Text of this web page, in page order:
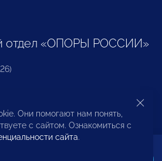
отдел «ОПОРЫ РОССИИ»
предпринимателей и
Они помогают нам понять,
с сайтом. Ознакомиться с
сайта.